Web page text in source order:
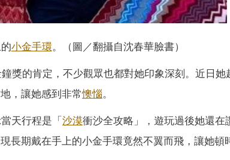
小金手環。（圖／翻攝自沈春華臉書）
獎的肯定，不少觀眾也都對她印象深刻。近日她
，讓她感到非常懊惱。
天行程是「 沙漠衝沙全攻略」，遊玩過後她還在
長期戴在手上的小金手環竟然不翼而飛，讓她頓